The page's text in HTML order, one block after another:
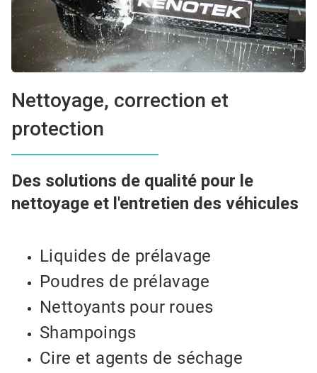
Nettoyage, correction et
protection
Des solutions de qualité pour le
nettoyage et l'entretien des véhicules
Liquides de prélavage
Poudres de prélavage
Nettoyants pour roues
Shampoings
Cire et agents de séchage